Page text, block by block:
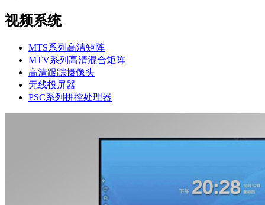
视频系统
MTS系列高清矩阵
MTV系列高清混合矩阵
高清跟踪摄像头
无线投屏器
PSC系列拼控处理器